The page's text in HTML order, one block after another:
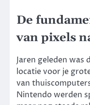
De
van pixels
Jaren geleden was
locatie voor je
van
Nintendo werden